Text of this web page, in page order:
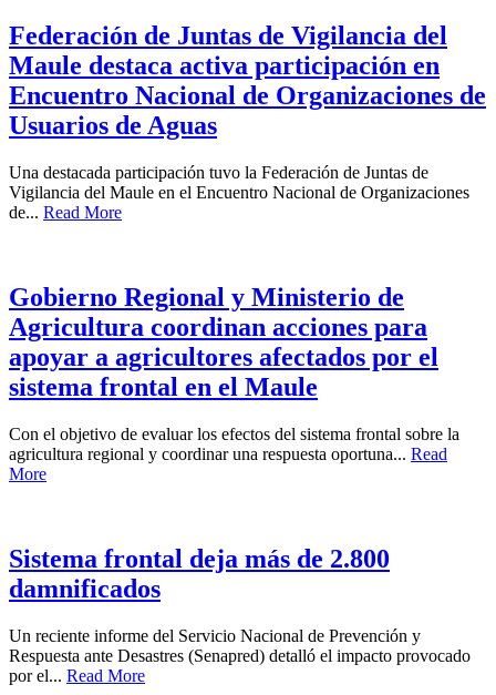
Federación de Juntas de Vigilancia del
Maule destaca activa participación en
Encuentro Nacional de Organizaciones de
Usuarios de Aguas
Una destacada participación tuvo la Federación de Juntas de
Vigilancia del Maule en el Encuentro Nacional de Organizaciones
de... Read More
Gobierno Regional y Ministerio de
Agricultura coordinan acciones para
apoyar a agricultores afectados por el
sistema frontal en el Maule
Con el objetivo de evaluar los efectos del sistema frontal sobre la
agricultura regional y coordinar una respuesta oportuna... Read
More
Sistema frontal deja más de 2.800
damnificados
Un reciente informe del Servicio Nacional de Prevención y
Respuesta ante Desastres (Senapred) detalló el impacto provocado
por el... Read More